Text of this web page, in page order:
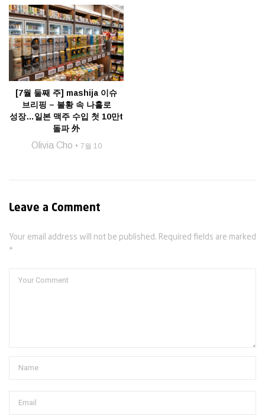
[7월 둘째 주] mashija 이슈
브리핑 – 불황 속 나홀로
성장…일본 맥주 수입 첫 10만t
돌파 外
Olivia Cho 7월 10
Leave a Comment
Your email address will not be published. Required fields are marked
*